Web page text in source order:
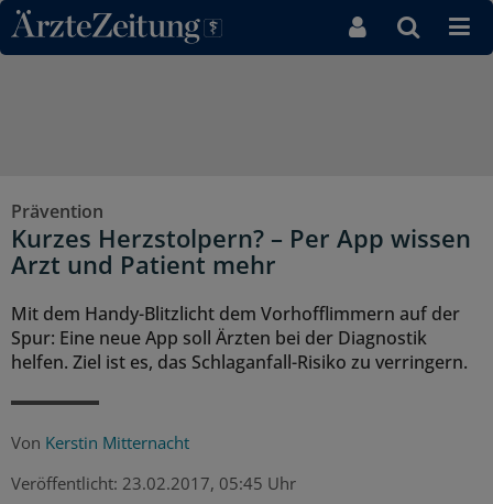
Direkt zum Inhaltsbereich
Prävention
Kurzes Herzstolpern? – Per App wissen
Arzt und Patient mehr
Mit dem Handy-Blitzlicht dem Vorhofflimmern auf der
Spur: Eine neue App soll Ärzten bei der Diagnostik
helfen. Ziel ist es, das Schlaganfall-Risiko zu verringern.
Von Kerstin Mitternacht
Veröffentlicht: 23.02.2017, 05:45 Uhr